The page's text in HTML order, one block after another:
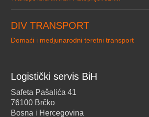
DIV TRANSPORT
Domaći i medjunarodni teretni transport
Logistički servis BiH
Safeta Pašalića 41
76100 Brčko
Bosna i Hercegovina